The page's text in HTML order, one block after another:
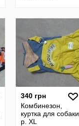
340 грн
Комбинезон,
куртка для собаки
р. XL